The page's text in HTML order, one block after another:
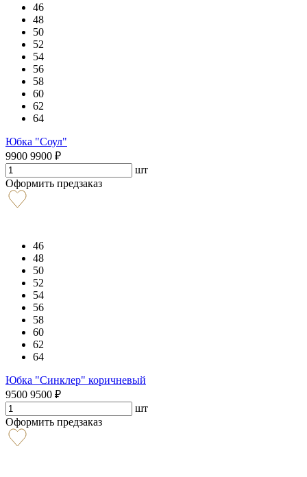
46
48
50
52
54
56
58
60
62
64
Юбка "Соул"
9900 9900 ₽
шт
Оформить предзаказ
46
48
50
52
54
56
58
60
62
64
Юбка "Синклер" коричневый
9500 9500 ₽
шт
Оформить предзаказ